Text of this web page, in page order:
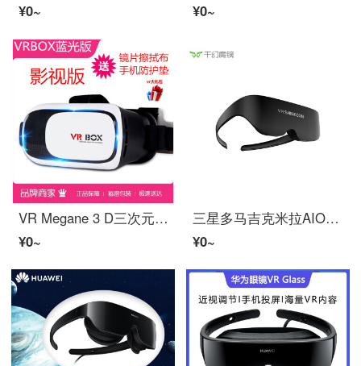
¥0~
¥0~
VR Megane 3 D三次元电影院巴查尔现实游戏3 d智能手机IQIYI机汉德尔家用vr VR布鲁莱目的保护版+资源礼包
¥0~
三星多马吉克米拉AIO 8互联网3 Dメガネ巨大屏幕头戴电影院
¥0~